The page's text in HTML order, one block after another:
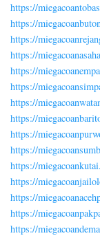
https://
https://
https://
https://
https://
https://
https://
https://
https://
https://
https://
https://
https://
https://
https://